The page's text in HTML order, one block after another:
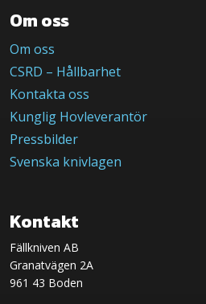
Om oss
Om oss
CSRD – Hållbarhet
Kontakta oss
Kunglig Hovleverantör
Pressbilder
Svenska knivlagen
Kontakt
Fällkniven AB
Granatvägen 2A
961 43 Boden